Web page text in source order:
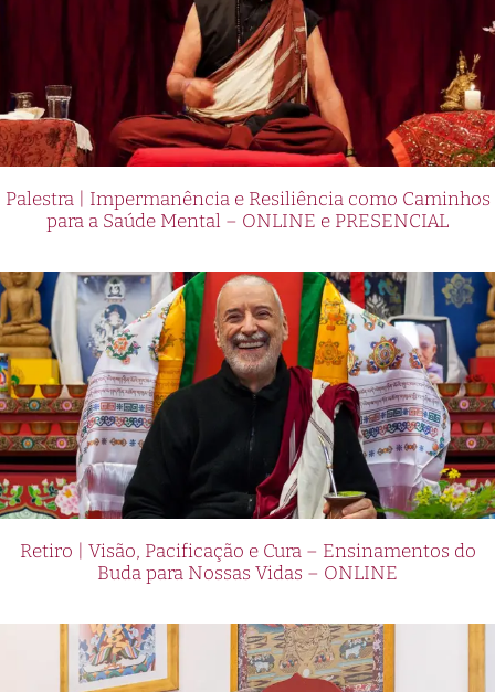
Palestra | Impermanência e Resiliência como Caminhos
para a Saúde Mental – ONLINE e PRESENCIAL
Retiro | Visão, Pacificação e Cura – Ensinamentos do
Buda para Nossas Vidas – ONLINE